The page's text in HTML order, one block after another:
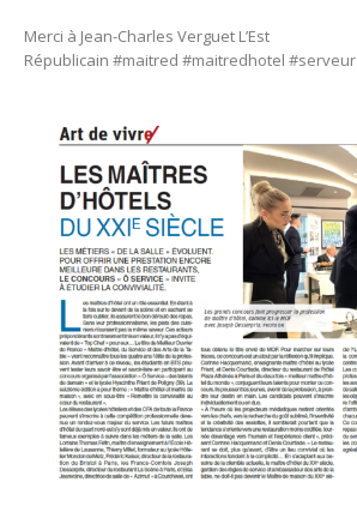
Merci à Jean-Charles Verguet L’Est
Républicain #maitred #maitredhotel #serveur